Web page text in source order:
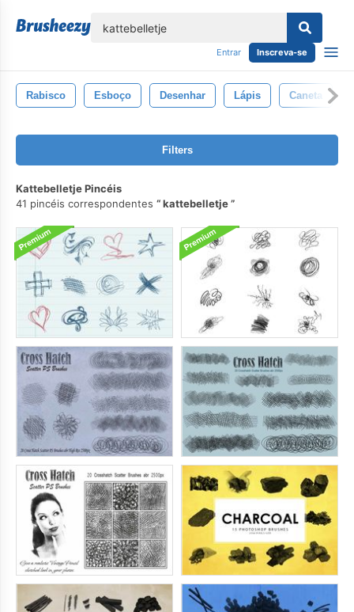
Entrar Inscreva-se
Rabisco Esboço Desenhar Lápis Caneta
Filters
Kattebelletje Pincéis
41 pincéis correspondentes
kattebelletje